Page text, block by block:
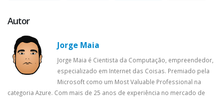
Autor
Jorge Maia
Jorge Maia é Cientista da Computação, empreendedor,
especializado em Internet das Coisas. Premiado pela
Microsoft como um Most Valuable Professional na
categoria Azure. Com mais de 25 anos de experiência no mercado de